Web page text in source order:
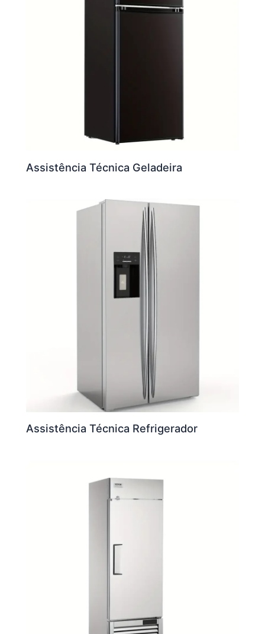
Assistência Técnica Geladeira
Assistência Técnica Refrigerador